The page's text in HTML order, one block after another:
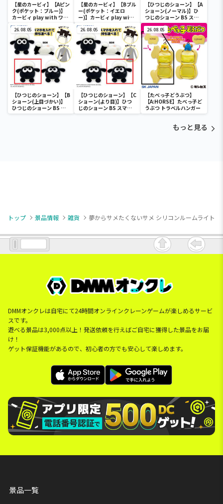
【星のカービィ】【Aピン
ク(ポケット：ブルー)】
カービィ play with ワド
ルディ ボストンバッグ
【星のカービィ】【Bブル
ー(ポケット：イエロ
ー)】カービィ play with
ワドルディ ボストンバッ
グ
【ひつじのショーン】【A
ショーン(ノーマル)】ひ
つじのショーン BS スマ
ホショーンルダー
26.08.05
【ひつじのショーン】【B
ショーン(上目づかい)】
ひつじのショーン BS ス
マホショーンルダー
26.08.05
【ひつじのショーン】【C
ショーン(より目)】ひつ
じのショーン BS スマホ
ショーンルダー
26.08.05
【たべっ子どうぶつ】
【A:HORSE】たべっ子ど
うぶつ トラベルハンガー
もっと見る
トップ 景品情報 雑貨 夢からサメたくないサメ シリコンルームライト
DMMオンクレは自宅にて24時間オンラインクレーンゲームが楽しめるサービ
スです。
遊べる景品は3,000点以上！発送依頼を行えばご自宅に獲得した景品をお届
け！
ゲット保証機能があるので、初心者の方でも安心して楽しめます。
景品一覧